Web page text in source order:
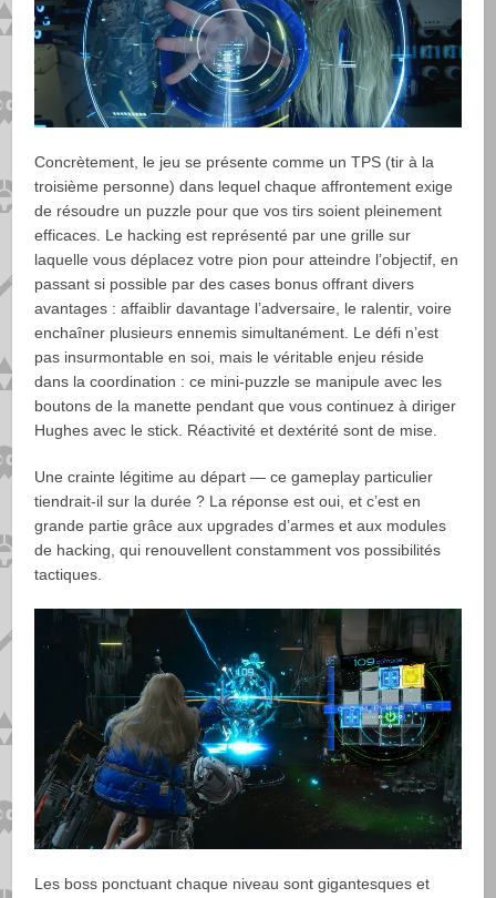
Concrètement, le jeu se présente comme un TPS (tir à la
troisième personne) dans lequel chaque affrontement exige
de résoudre un puzzle pour que vos tirs soient pleinement
efficaces. Le hacking est représenté par une grille sur
laquelle vous déplacez votre pion pour atteindre l’objectif, en
passant si possible par des cases bonus offrant divers
avantages : affaiblir davantage l’adversaire, le ralentir, voire
enchaîner plusieurs ennemis simultanément. Le défi n’est
pas insurmontable en soi, mais le véritable enjeu réside
dans la coordination : ce mini-puzzle se manipule avec les
boutons de la manette pendant que vous continuez à diriger
Hughes avec le stick. Réactivité et dextérité sont de mise.
Une crainte légitime au départ — ce gameplay particulier
tiendrait-il sur la durée ? La réponse est oui, et c’est en
grande partie grâce aux upgrades d’armes et aux modules
de hacking, qui renouvellent constamment vos possibilités
tactiques.
Les boss ponctuant chaque niveau sont gigantesques et